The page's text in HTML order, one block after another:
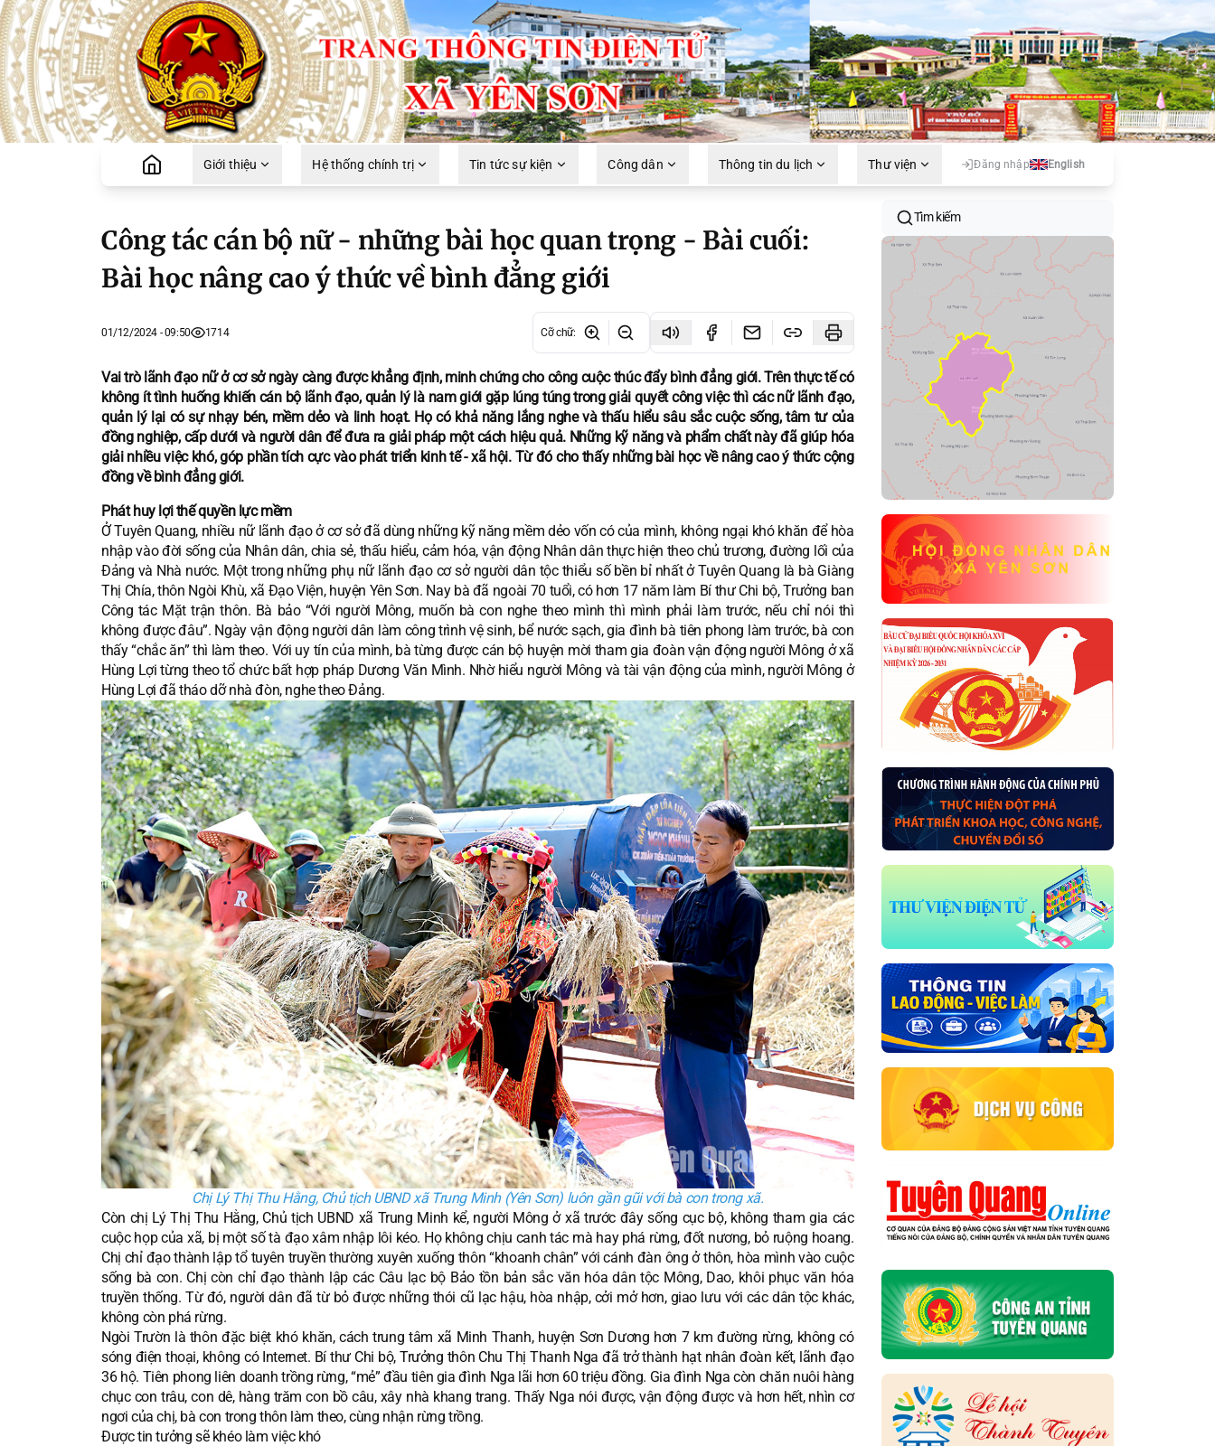
Giới thiệu Hệ thống chính trị Tin tức sự kiện Công dân Thông tin du lịch Thư viện Đăng nhập English
Công tác cán bộ nữ - những bài học quan trọng - Bài cuối:
Bài học nâng cao ý thức về bình đẳng giới
01/12/2024 - 09:50 1714 Cỡ chữ:
Vai trò lãnh đạo nữ ở cơ sở ngày càng được khẳng định, minh chứng cho công cuộc thúc đẩy bình đẳng giới. Trên thực tế có
không ít tình huống khiến cán bộ lãnh đạo, quản lý là nam giới gặp lúng túng trong giải quyết công việc thì các nữ lãnh đạo,
quản lý lại có sự nhạy bén, mềm dẻo và linh hoạt. Họ có khả năng lắng nghe và thấu hiểu sâu sắc cuộc sống, tâm tư của
đồng nghiệp, cấp dưới và người dân để đưa ra giải pháp một cách hiệu quả. Những kỹ năng và phẩm chất này đã giúp hóa
giải nhiều việc khó, góp phần tích cực vào phát triển kinh tế - xã hội. Từ đó cho thấy những bài học về nâng cao ý thức cộng
đồng về bình đẳng giới.
Phát huy lợi thế quyền lực mềm
Ở Tuyên Quang, nhiều nữ lãnh đạo ở cơ sở đã dùng những kỹ năng mềm dẻo vốn có của mình, không ngại khó khăn để hòa
nhập vào đời sống của Nhân dân, chia sẻ, thấu hiểu, cảm hóa, vận động Nhân dân thực hiện theo chủ trương, đường lối của
Đảng và Nhà nước. Một trong những phụ nữ lãnh đạo cơ sở người dân tộc thiểu số bền bỉ nhất ở Tuyên Quang là bà Giàng
Thị Chía, thôn Ngòi Khù, xã Đạo Viện, huyện Yên Sơn. Nay bà đã ngoài 70 tuổi, có hơn 17 năm làm Bí thư Chi bộ, Trưởng ban
Công tác Mặt trận thôn. Bà bảo “Với người Mông, muốn bà con nghe theo mình thì mình phải làm trước, nếu chỉ nói thì
không được đâu”. Ngày vận động người dân làm công trình vệ sinh, bể nước sạch, gia đình bà tiên phong làm trước, bà con
thấy “chắc ăn” thì làm theo. Với uy tín của mình, bà từng được cán bộ huyện mời tham gia đoàn vận động người Mông ở xã
Hùng Lợi từng theo tổ chức bất hợp pháp Dương Văn Mình. Nhờ hiểu người Mông và tài vận động của mình, người Mông ở
Hùng Lợi đã tháo dỡ nhà đòn, nghe theo Đảng.
Chị Lý Thị Thu Hằng, Chủ tịch UBND xã Trung Minh (Yên Sơn) luôn gần gũi với bà con trong xã.
Còn chị Lý Thị Thu Hằng, Chủ tịch UBND xã Trung Minh kể, người Mông ở xã trước đây sống cục bộ, không tham gia các
cuộc họp của xã, bị một số tà đạo xâm nhập lôi kéo. Họ không chịu canh tác mà hay phá rừng, đốt nương, bỏ ruộng hoang.
Chị chỉ đạo thành lập tổ tuyên truyền thường xuyên xuống thôn “khoanh chân” với cánh đàn ông ở thôn, hòa mình vào cuộc
sống bà con. Chị còn chỉ đạo thành lập các Câu lạc bộ Bảo tồn bản sắc văn hóa dân tộc Mông, Dao, khôi phục văn hóa
truyền thống. Từ đó, người dân đã từ bỏ được những thói cũ lạc hậu, hòa nhập, cởi mở hơn, giao lưu với các dân tộc khác,
không còn phá rừng.
Ngòi Trườn là thôn đặc biệt khó khăn, cách trung tâm xã Minh Thanh, huyện Sơn Dương hơn 7 km đường rừng, không có
sóng điện thoại, không có Internet. Bí thư Chi bộ, Trưởng thôn Chu Thị Thanh Nga đã trở thành hạt nhân đoàn kết, lãnh đạo
36 hộ. Tiên phong liên doanh trồng rừng, “mẻ” đầu tiên gia đình Nga lãi hơn 60 triệu đồng. Gia đình Nga còn chăn nuôi hàng
chục con trâu, con dê, hàng trăm con bồ câu, xây nhà khang trang. Thấy Nga nói được, vận động được và hơn hết, nhìn cơ
ngơi của chị, bà con trong thôn làm theo, cùng nhận rừng trồng.
Được tin tưởng sẽ khéo làm việc khó
Tìm kiếm